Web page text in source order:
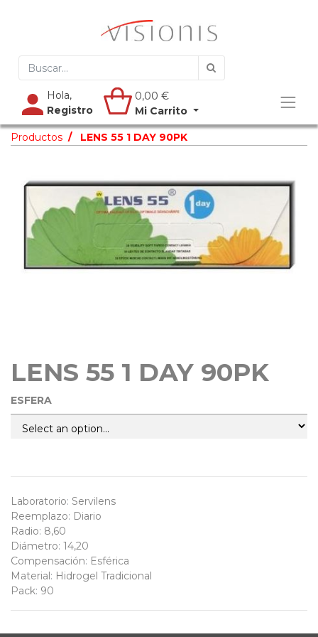
Hola,
Registro
0,00 €
Mi Carrito
Productos LENS 55 1 DAY 90PK
LENS 55 1 DAY 90PK
ESFERA
Laboratorio: Servilens
Reemplazo: Diario
Radio: 8,60
Diámetro: 14,20
Compensación: Esférica
Material: Hidrogel Tradicional
Pack: 90